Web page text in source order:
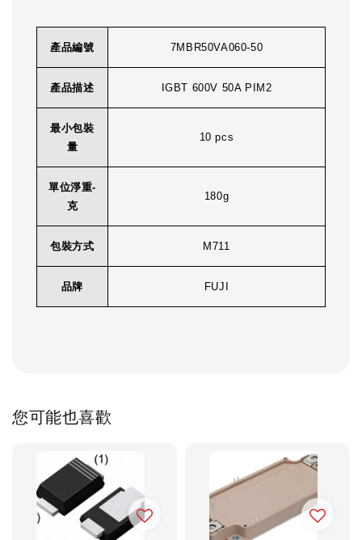
產品編號 7MBR50VA060-50
產品描述 IGBT 600V 50A PIM2
最小包裝
量
10 pcs
單位淨重-
克
180g
包裝方式 M711
品牌 FUJI
您可能也喜歡